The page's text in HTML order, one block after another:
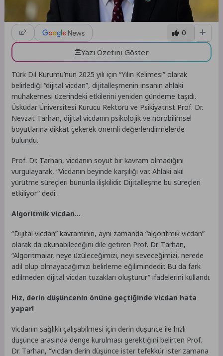
0
Yazı Özetini Göster
Türk Dil Kurumu’nun 2025 yılı için “Yılın Kelimesi” olarak
belirlediği “dijital vicdan”, dijitalleşmenin insanın ahlaki
muhakemesi üzerindeki etkilerini yeniden gündeme taşıdı.
Üsküdar Üniversitesi Kurucu Rektörü ve Psikiyatrist Prof. Dr.
Nevzat Tarhan, dijital vicdanın psikolojik ve nörobilimsel
boyutlarına dikkat çekerek önemli değerlendirmelerde
bulundu.
Prof. Dr. Tarhan, vicdanın soyut bir kavram olmadığını
vurgulayarak, “Vicdanın beyinde karşılığı var. Ahlaki akıl
yürütme süreçleri bununla ilişkilidir. Dijitalleşme bu süreçleri
etkiliyor” dedi.
Algoritmik vicdan…
“Dijital vicdan” kavramının, aynı zamanda “algoritmik vicdan”
olarak da okunabileceğini dile getiren Prof. Dr. Tarhan,
“Algoritmalar, neye üzüleceğimizi, neyi seveceğimizi, nerede
adil olup olmayacağımızı belirleme eğilimindedir. Bu da fark
edilmeden dijital vicdan tuzakları oluşturur” ifadelerini kullandı.
Hız, derin düşüncenin önüne geçtiğinde vicdan hata
yapar!
Vicdanın sağlıklı çalışabilmesi için derin düşünce ile hızlı
düşünce arasında denge kurulması gerektiğini belirten Prof.
Dr. Tarhan, “Vicdan derin düşünce ister tefekkür ister zamana